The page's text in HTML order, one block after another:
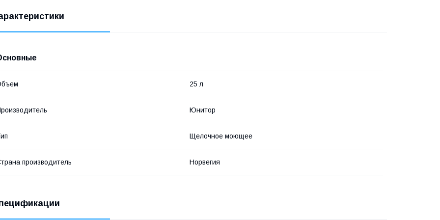
25 л
Юнитор
Щелочное моющее
производитель Норвегия